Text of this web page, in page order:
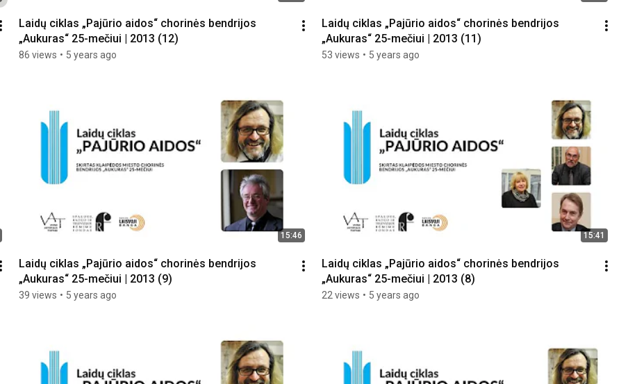
Laidų ciklas „Pajūrio aidos“ chorinės bendrijos
„Aukuras“ 25-mečiui | 2013 (12)
86 views • 5 years ago
Laidų ciklas „Pajūrio aidos“ chorinės bendrijos
„Aukuras“ 25-mečiui | 2013 (11)
53 views • 5 years ago
15:46
Laidų ciklas „Pajūrio aidos“ chorinės bendrijos
„Aukuras“ 25-mečiui | 2013 (9)
39 views • 5 years ago
15:41
Laidų ciklas „Pajūrio aidos“ chorinės bendrijos
„Aukuras“ 25-mečiui | 2013 (8)
22 views • 5 years ago